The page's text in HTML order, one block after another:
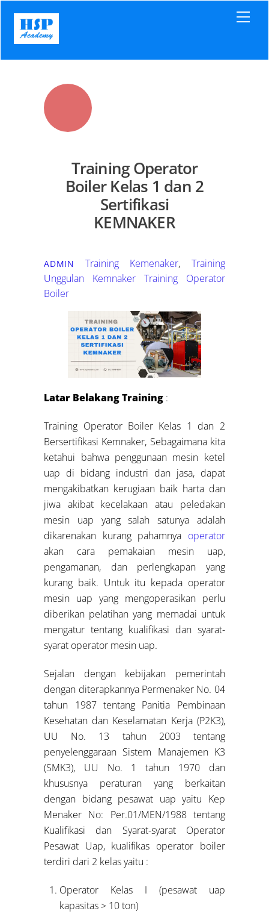
content
Training Operator
Boiler Kelas 1 dan 2
Sertifikasi
KEMNAKER
ADMIN Training Kemenaker, Training
Unggulan Kemnaker
Training Operator
Boiler
Latar Belakang Training :
Training Operator Boiler Kelas 1 dan 2
Bersertifikasi Kemnaker, Sebagaimana kita
ketahui bahwa penggunaan mesin ketel
uap di bidang industri dan jasa, dapat
mengakibatkan kerugiaan baik harta dan
jiwa akibat kecelakaan atau peledakan
mesin uap yang salah satunya adalah
dikarenakan kurang pahamnya operator
akan cara pemakaian mesin uap,
pengamanan, dan perlengkapan yang
kurang baik. Untuk itu kepada operator
mesin uap yang mengoperasikan perlu
diberikan pelatihan yang memadai untuk
mengatur tentang kualifikasi dan syarat-
syarat operator mesin uap.
Sejalan dengan kebijakan pemerintah
dengan diterapkannya Permenaker No. 04
tahun 1987 tentang Panitia Pembinaan
Kesehatan dan Keselamatan Kerja (P2K3),
UU No. 13 tahun 2003 tentang
penyelenggaraan Sistem Manajemen K3
(SMK3), UU No. 1 tahun 1970 dan
khususnya peraturan yang berkaitan
dengan bidang pesawat uap yaitu Kep
Menaker No: Per.01/MEN/1988 tentang
Kualifikasi dan Syarat-syarat Operator
Pesawat Uap, kualifikas operator boiler
terdiri dari 2 kelas yaitu :
Operator Kelas I (pesawat uap
kapasitas > 10 ton)